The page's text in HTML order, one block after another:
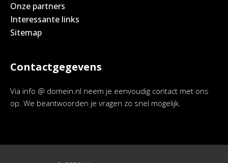
Onze partners
Interessante links
Sitemap
Contactgegevens
Via info @ domein.nl neem je eenvoudig contact met ons
op. We beantwoorden je vragen zo snel mogelijk.